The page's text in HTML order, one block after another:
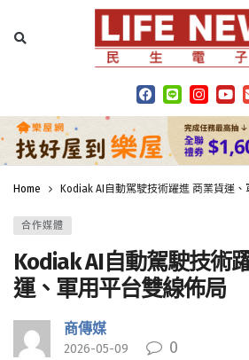
Home Kodiak AI自動駕駛技術躍進 商業貨運
合作媒體
Kodiak AI自動駕駛技術
運、軍用平台雙線佈局
商傳媒
2026-05-09 0